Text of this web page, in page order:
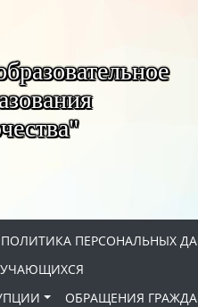
ПОЛИТИКА ПЕРСОНАЛЬНЫХ
ОБРАЩЕНИЯ